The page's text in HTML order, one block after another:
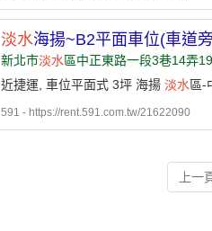
淡水海揚~B2平面車位(車道
新北市淡水區中正東路一段3巷14弄
近捷運, 車位平面式 3坪 海揚 淡水區-
591 - https://rent.591.com.tw/21622090
上一